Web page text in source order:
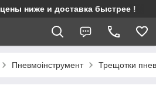
ниже и доставка быстрее !
Пневмоінструмент Трещотки